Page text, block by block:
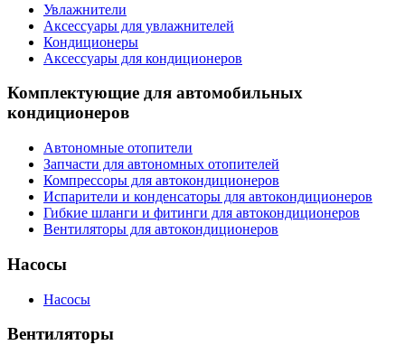
Увлажнители
Аксессуары для увлажнителей
Кондиционеры
Аксессуары для кондиционеров
Комплектующие для автомобильных
кондиционеров
Автономные отопители
Запчасти для автономных отопителей
Компрессоры для автокондиционеров
Испарители и конденсаторы для автокондиционеров
Гибкие шланги и фитинги для автокондиционеров
Вентиляторы для автокондиционеров
Насосы
Насосы
Вентиляторы